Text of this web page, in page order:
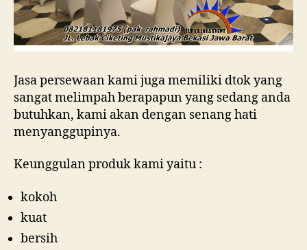
Jasa persewaan kami juga memiliki dtok yang
sangat melimpah berapapun yang sedang anda
butuhkan, kami akan dengan senang hati
menyanggupinya.
Keunggulan produk kami yaitu :
kokoh
kuat
bersih